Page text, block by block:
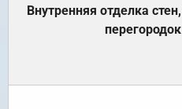
Внутренняя отделка стен,
перегородок